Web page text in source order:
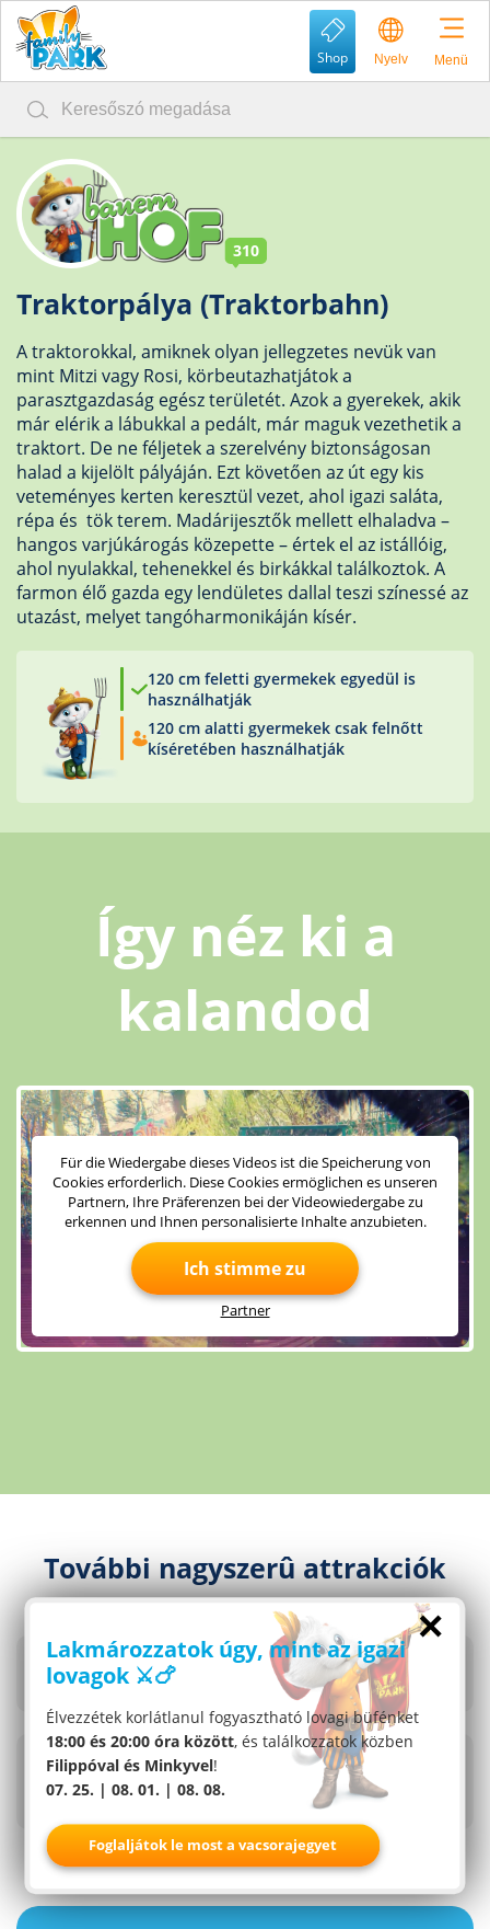
Shop Nyelv Menü
310
Traktorpálya (Traktorbahn)
A traktorokkal, amiknek olyan jellegzetes nevük van
mint Mitzi vagy Rosi, körbeutazhatjátok a
parasztgazdaság egész területét. Azok a gyerekek, akik
már elérik a lábukkal a pedált, már maguk vezethetik a
traktort. De ne féljetek a szerelvény biztonságosan
halad a kijelölt pályáján. Ezt követően az út egy kis
veteményes kerten keresztül vezet, ahol igazi saláta,
répa és tök terem. Madárijesztők mellett elhaladva –
hangos varjúkárogás közepette – értek el az istállóig,
ahol nyulakkal, tehenekkel és birkákkal találkoztok. A
farmon élő gazda egy lendületes dallal teszi színessé az
utazást, melyet tangóharmonikáján kísér.
120 cm feletti gyermekek egyedül is
használhatják
120 cm alatti gyermekek csak felnőtt
kíséretében használhatják
Így néz ki a
kalandod
Für die Wiedergabe dieses Videos ist die Speicherung von
Cookies erforderlich. Diese Cookies ermöglichen es unseren
Partnern, Ihre Präferenzen bei der Videowiedergabe zu
erkennen und Ihnen personalisierte Inhalte anzubieten.
Ich stimme zu
Partner
További nagyszerû attrakciók
Hordótánc (Fassltanz)
329
Filippo búcsújában
(Filippos Kirtag)
315
Patkánymalom
hullámvasút
322
Kakasvadászat
(Gockeljagd)
×
Lakmározzatok úgy, mint az igazi
lovagok ⚔️🍗
Élvezzétek korlátlanul fogyasztható lovagi büfénket
18:00 és 20:00 óra között, és találkozzatok közben
Filippóval és Minkyvel!
07. 25. | 08. 01. | 08. 08.
Foglaljátok le most a vacsorajegyet